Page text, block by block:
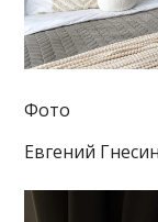
Фото
Евгений